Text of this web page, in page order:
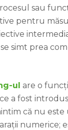
sau
pentru
simt prea
ul are o
a fost
că nu
numerice;